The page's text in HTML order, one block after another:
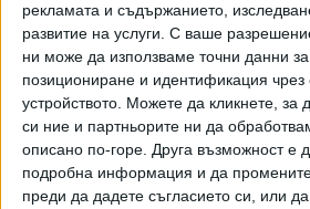
рекламата и съдържанието,
развитие на услуги. С ваше
ни може да използваме точни данни
позициониране и идентификация чрез
устройството. Можете да кликнете, за
си ние и партньорите ни да
описано по-горе. Друга възможност е
подробна информация и да промените
преди да дадете съгласието си, или
Хавайската Богородица заплака с